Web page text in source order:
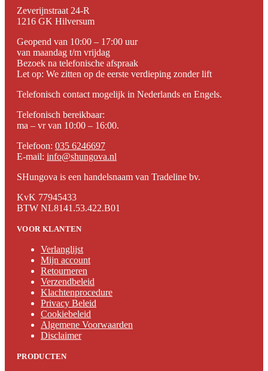
Zeverijnstraat 24-R
1216 GK Hilversum
Geopend van 10:00 – 17:00 uur
van maandag t/m vrijdag
Bezoek na telefonische afspraak
Let op: We zitten op de eerste verdieping zonder lift
Telefonisch contact mogelijk in Nederlands en Engels.
Telefonisch bereikbaar:
ma – vr van 10:00 – 16:00.
Telefoon: 035 6246697
E-mail: info@shungova.nl
SHungova is een handelsnaam van Tradeline bv.
KvK 77945433
BTW NL8141.53.422.B01
VOOR KLANTEN
Verlanglijst
Mijn account
Retourneren
Verzendbeleid
Klachtenprocedure
Privacy Beleid
Cookiebeleid
Algemene Voorwaarden
Disclaimer
PRODUCTEN